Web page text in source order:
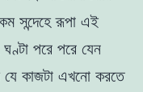
সন্দেহে রূপা এই
পরে পরে যেন
কাজটা এখনো করতে